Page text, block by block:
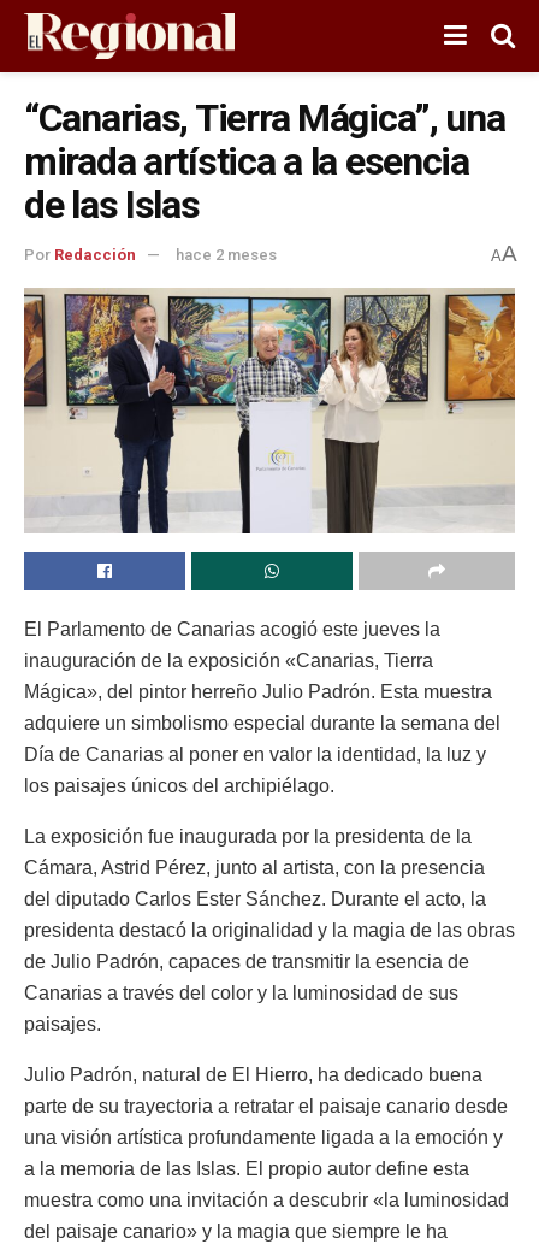
“Canarias, Tierra Mágica”, una
mirada artística a la esencia
de las Islas
Por Redacción hace 2 meses AA
El Parlamento de Canarias acogió este jueves la
inauguración de la exposición «Canarias, Tierra
Mágica», del pintor herreño Julio Padrón. Esta muestra
adquiere un simbolismo especial durante la semana del
Día de Canarias al poner en valor la identidad, la luz y
los paisajes únicos del archipiélago.
La exposición fue inaugurada por la presidenta de la
Cámara, Astrid Pérez, junto al artista, con la presencia
del diputado Carlos Ester Sánchez. Durante el acto, la
presidenta destacó la originalidad y la magia de las obras
de Julio Padrón, capaces de transmitir la esencia de
Canarias a través del color y la luminosidad de sus
paisajes.
Julio Padrón, natural de El Hierro, ha dedicado buena
parte de su trayectoria a retratar el paisaje canario desde
una visión artística profundamente ligada a la emoción y
a la memoria de las Islas. El propio autor define esta
muestra como una invitación a descubrir «la luminosidad
del paisaje canario» y la magia que siempre le ha